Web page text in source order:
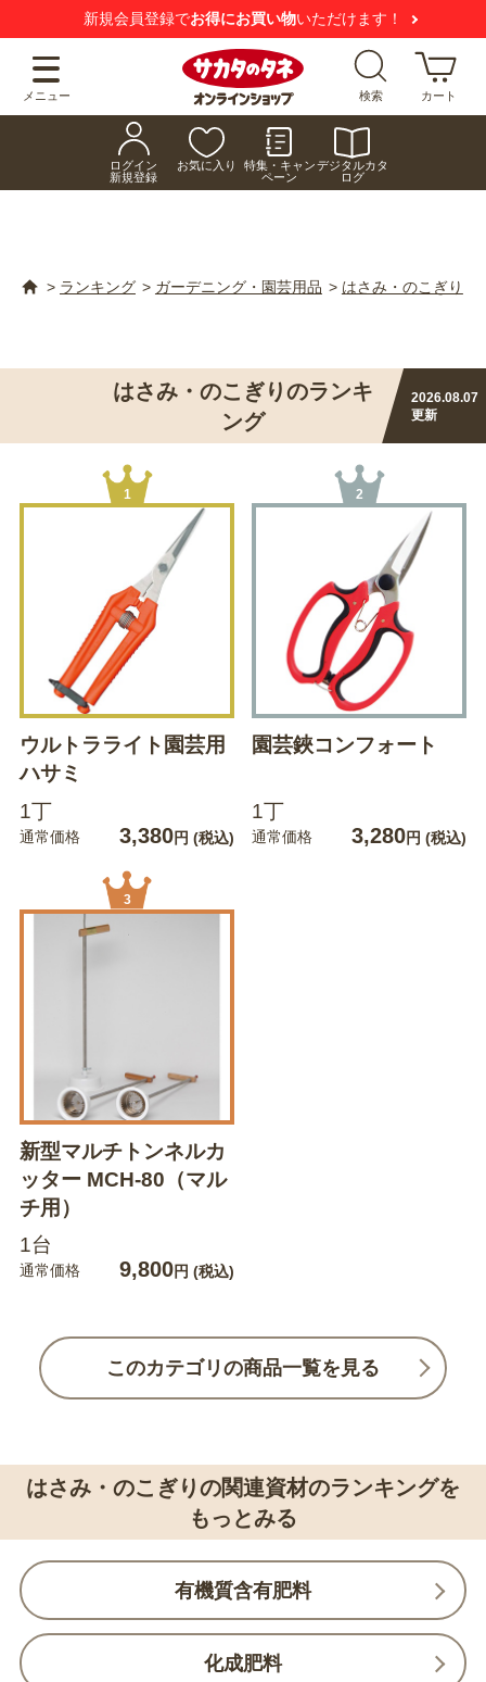
新規会員登録でお得にお買い物いただけます！
メニュー 検索 カート
ログイン
新規登録
お気に入り
特集・キャン
ペーン
デジタルカタ
ログ
> ランキング > ガーデニング・園芸用品 > はさみ・のこぎり
はさみ・のこぎりのランキ
ング
2026.08.07
更新
1
ウルトラライト園芸用
ハサミ
1丁
通常価格 3,380円 (税込)
2
園芸鋏コンフォート
1丁
通常価格 3,280円 (税込)
3
新型マルチトンネルカ
ッター MCH-80（マル
チ用）
1台
通常価格 9,800円 (税込)
このカテゴリの商品一覧を見る
はさみ・のこぎりの関連資材のランキングを
もっとみる
有機質含有肥料
化成肥料